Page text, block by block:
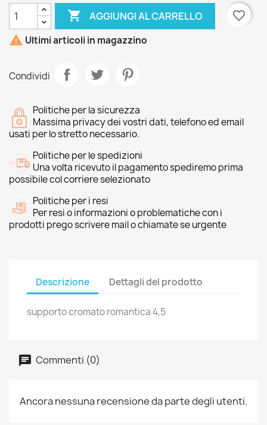
 AGGIUNGI AL CARRELLO
favorite_border
 Ultimi articoli in magazzino
Condividi
Politiche per la sicurezza
Massima privacy dei vostri dati, telefono ed email
usati per lo stretto necessario.
Politiche per le spedizioni
Una volta ricevuto il pagamento spediremo prima
possibile col corriere selezionato
Politiche per i resi
Per resi o informazioni o problematiche con i
prodotti prego scrivere mail o chiamate se urgente
Descrizione Dettagli del prodotto
supporto cromato romantica 4,5
Commenti (0)
Ancora nessuna recensione da parte degli utenti.